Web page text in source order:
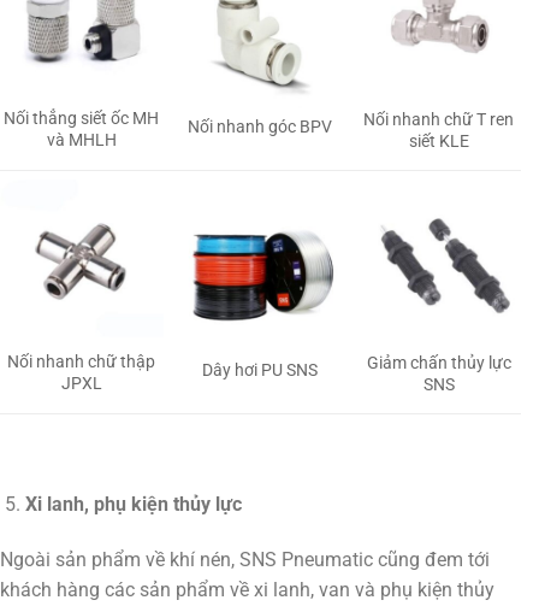
Nối thẳng siết ốc MH
và MHLH
Nối nhanh góc BPV
Nối nhanh chữ T ren
siết KLE
Nối nhanh chữ thập
JPXL
Dây hơi PU SNS
Giảm chấn thủy lực
SNS
Xi lanh, phụ kiện thủy lực
Ngoài sản phẩm về khí nén, SNS Pneumatic cũng đem tới
khách hàng các sản phẩm về xi lanh, van và phụ kiện thủy